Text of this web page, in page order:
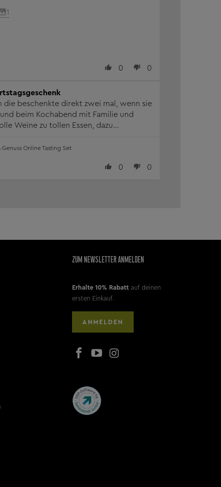
nicht das letzte mal sein… super
0 0
1
die beschenkte direkt zwei mal, wenn sie
beim Kochabend mit Familie und
Weine zu tollen Essen, dazu
0 0
Genuss Online Tasting Set
ZUM NEWSLETTER ANMELDEN
Erhalte 10% Rabatt auf deinen
ersten Einkauf.
ANMELDEN